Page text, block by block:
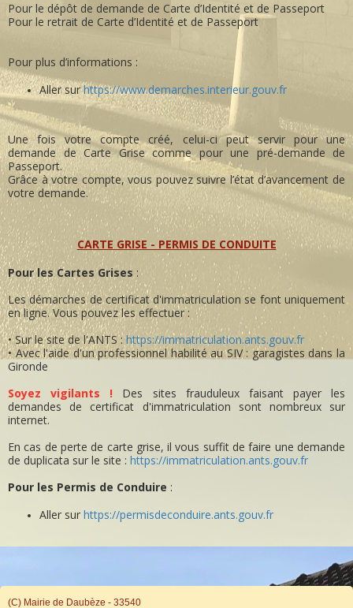
Pour le dépôt de demande de Carte d’Identité et de Passeport
Pour le retrait de Carte d’Identité et de Passeport
Pour plus d’informations :
Aller surhttps://www.demarches.interieur.gouv.fr
Une fois votre compte créé, celui-ci peut servir pour une
demande de Carte Grise comme pour une pré-demande de
Passeport.
Grâce à votre compte, vous pouvez suivre l’état d’avancement de
votre demande.
CARTE GRISE - PERMIS DE CONDUITE
Pour les Cartes Grises :
Les démarches de certificat d'immatriculation se font uniquement
en ligne. Vous pouvez les effectuer :
• Sur le site de l'ANTS :https://immatriculation.ants.gouv.fr
• Avec l'aide d'un professionnel habilité au SIV : garagistes dans la
Gironde
Soyez vigilants ! Des sites frauduleux faisant payer les
demandes de certificat d'immatriculation sont nombreux sur
internet.
En cas de perte de carte grise, il vous suffit de faire une demande
de duplicata sur le site : https://immatriculation.ants.gouv.fr
Pour les Permis de Conduire :
Aller sur https://permisdeconduire.ants.gouv.fr
(C) Mairie de Daubèze - 33540